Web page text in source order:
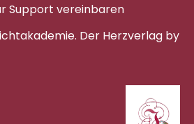
Support vereinbaren
Der Herzverlag by